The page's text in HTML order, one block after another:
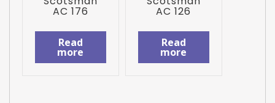
AC 176
Read
more
AC 126
Read
more